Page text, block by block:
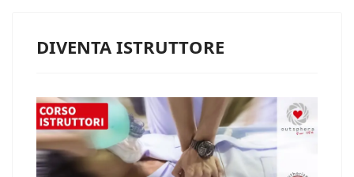
DIVENTA ISTRUTTORE